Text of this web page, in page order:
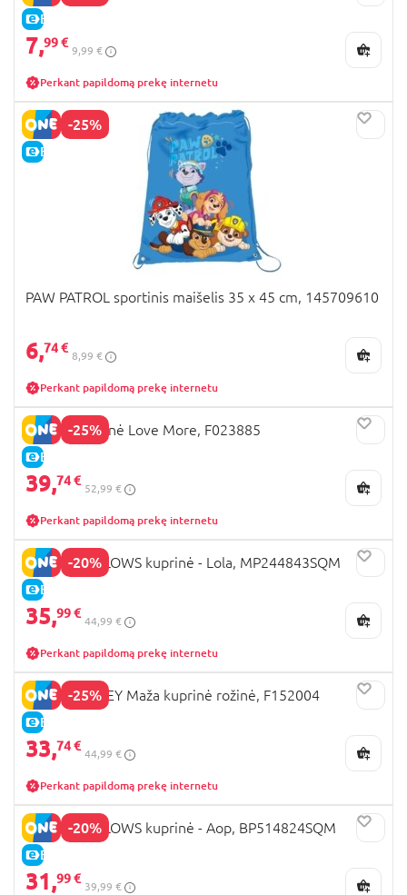
E-KAINA
7,99 €
9,99 €
Perkant papildomą prekę internetu
-25%
E-KAINA
PAW PATROL sportinis maišelis 35 x 45 cm, 145709610
6,74 €
8,99 €
Perkant papildomą prekę internetu
-25%
E-KAINA
STITCH kuprinė Love More, F023885
39,74 €
52,99 €
Perkant papildomą prekę internetu
-20%
E-KAINA
SQUISHMALLOWS kuprinė - Lola, MP244843SQM
35,99 €
44,99 €
Perkant papildomą prekę internetu
-25%
E-KAINA
STITCH DISNEY Maža kuprinė rožinė, F152004
33,74 €
44,99 €
Perkant papildomą prekę internetu
-20%
E-KAINA
SQUISHMALLOWS kuprinė - Aop, BP514824SQM
31,99 €
39,99 €